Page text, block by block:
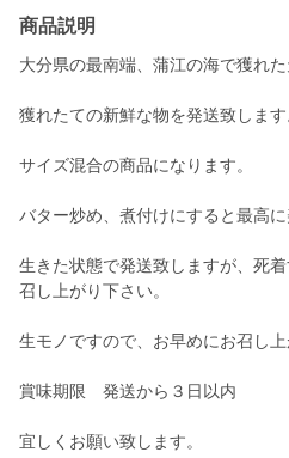
商品説明
大分県の最南端、蒲江の海で獲れた
獲れたての新鮮な物を発送致します
サイズ混合の商品になります。
バター炒め、煮付けにすると最高に
生きた状態で発送致しますが、死
召し上がり下さい。
生モノですので、お早めにお召し上
賞味期限 発送から３日以内
宜しくお願い致します。